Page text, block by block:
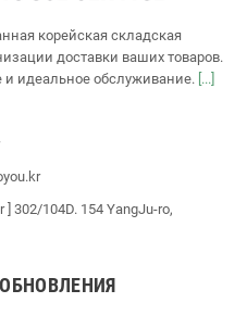
корейская складская
доставки ваших товаров.
идеальное обслуживание. [...]
] 302/104D. 154 YangJu-ro,